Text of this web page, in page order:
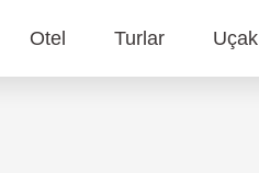
Otel Turlar Uçak